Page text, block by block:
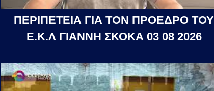
ΠΕΡΙΠΕΤΕΙΑ ΓΙΑ ΤΟΝ ΠΡΟΕΔΡΟ ΤΟΥ
Ε.Κ.Λ ΓΙΑΝΝΗ ΣΚΟΚΑ 03 08 2026